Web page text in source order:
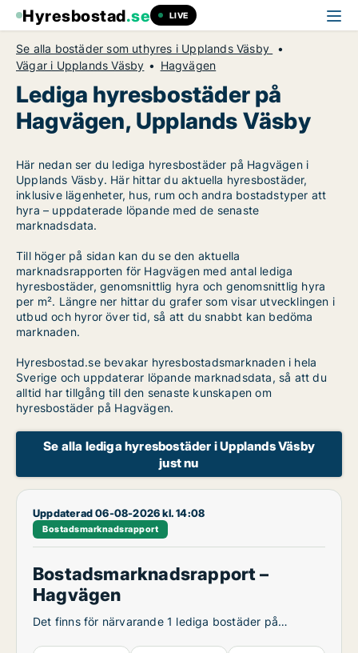
Hyresbostad.se LIVE
Se alla bostäder som uthyres i Upplands Väsby
Vägar i Upplands Väsby
Hagvägen
Lediga hyresbostäder på
Hagvägen, Upplands Väsby
Här nedan ser du lediga hyresbostäder på Hagvägen i
Upplands Väsby. Här hittar du aktuella hyresbostäder,
inklusive lägenheter, hus, rum och andra bostadstyper att
hyra – uppdaterade löpande med de senaste
marknadsdata.
Till höger på sidan kan du se den aktuella
marknadsrapporten för Hagvägen med antal lediga
hyresbostäder, genomsnittlig hyra och genomsnittlig hyra
per m². Längre ner hittar du grafer som visar utvecklingen i
utbud och hyror över tid, så att du snabbt kan bedöma
marknaden.
Hyresbostad.se bevakar hyresbostadsmarknaden i hela
Sverige och uppdaterar löpande marknadsdata, så att du
alltid har tillgång till den senaste kunskapen om
hyresbostäder på Hagvägen.
Se alla lediga hyresbostäder i Upplands Väsby
just nu
Uppdaterad 06-08-2026 kl. 14:08
Bostadsmarknadsrapport
Bostadsmarknadsrapport –
Hagvägen
Det finns för närvarande 1 lediga bostäder på